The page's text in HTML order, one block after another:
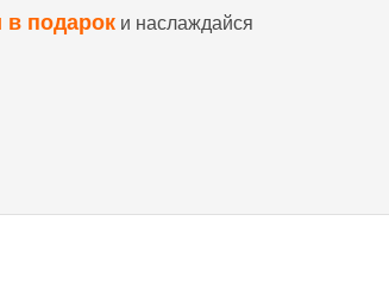
в подарок и наслаждайся